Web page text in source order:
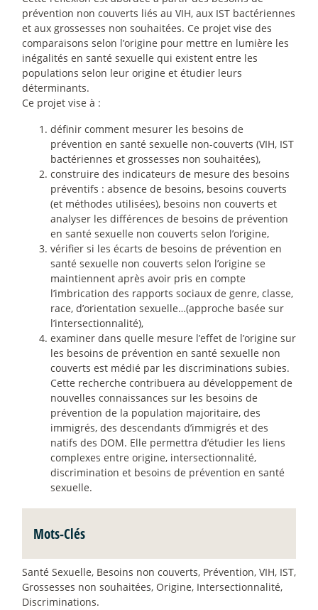
prévention non couverts liés au VIH, aux IST bactériennes
et aux grossesses non souhaitées. Ce projet vise des
comparaisons selon l’origine pour mettre en lumière les
inégalités en santé sexuelle qui existent entre les
populations selon leur origine et étudier leurs
déterminants.
Ce projet vise à :
définir comment mesurer les besoins de
prévention en santé sexuelle non-couverts (VIH, IST
bactériennes et grossesses non souhaitées),
construire des indicateurs de mesure des besoins
préventifs : absence de besoins, besoins couverts
(et méthodes utilisées), besoins non couverts et
analyser les différences de besoins de prévention
en santé sexuelle non couverts selon l’origine,
vérifier si les écarts de besoins de prévention en
santé sexuelle non couverts selon l’origine se
maintiennent après avoir pris en compte
l’imbrication des rapports sociaux de genre, classe,
race, d’orientation sexuelle…(approche basée sur
l’intersectionnalité),
examiner dans quelle mesure l’effet de l’origine sur
les besoins de prévention en santé sexuelle non
couverts est médié par les discriminations subies.
Cette recherche contribuera au développement de
nouvelles connaissances sur les besoins de
prévention de la population majoritaire, des
immigrés, des descendants d’immigrés et des
natifs des DOM. Elle permettra d’étudier les liens
complexes entre origine, intersectionnalité,
discrimination et besoins de prévention en santé
sexuelle.
Mots-Clés
Santé Sexuelle, Besoins non couverts, Prévention, VIH, IST,
Grossesses non souhaitées, Origine, Intersectionnalité,
Discriminations.